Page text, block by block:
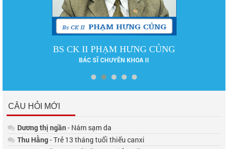
BS CK II PHẠM HƯNG CỦNG
BÁC SĨ CHUYÊN KHOA II
CÂU HỎI MỚI
Dương thị ngần- Nám sạm da
Thu Hằng- Trẻ 13 tháng tuổi thiếu canxi